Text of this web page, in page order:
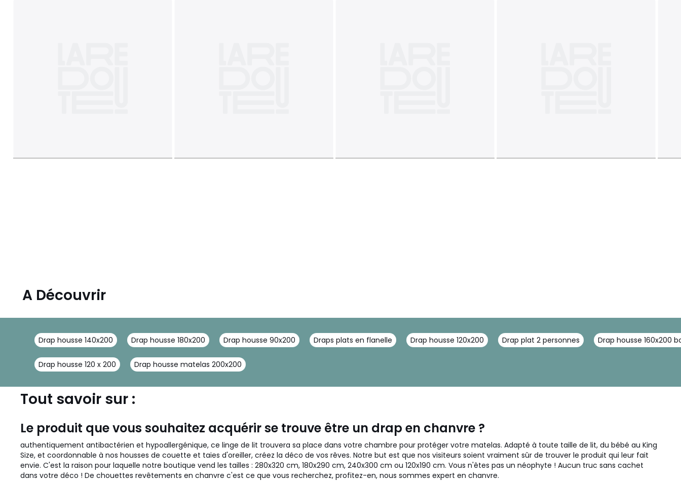
A Découvrir
Drap housse 140x200 Drap housse 180x200 Drap housse 90x200 Draps plats en flanelle Drap housse 120x200 Drap plat 2 personnes Drap housse 160x200
Drap housse 120 x 200 Drap housse matelas 200x200
Tout savoir sur :
Le produit que vous souhaitez acquérir se trouve être un drap en chanvre ?
authentiquement antibactérien et hypoallergénique, ce linge de lit trouvera sa place dans votre chambre pour protéger votre matelas. Adapté à toute taille de lit, du bébé au King
Size, et coordonnable à nos housses de couette et taies d'oreiller, créez la déco de vos rêves. Notre but est que nos visiteurs soient vraiment sûr de trouver le produit qui leur fait
envie. C'est la raison pour laquelle notre boutique vend les tailles : 280x320 cm, 180x290 cm, 240x300 cm ou 120x190 cm. Vous n'êtes pas un néophyte ! Aucun truc sans cachet
dans votre déco ! De chouettes revêtements en chanvre c'est ce que vous recherchez, profitez-en, nous sommes expert en chanvre.